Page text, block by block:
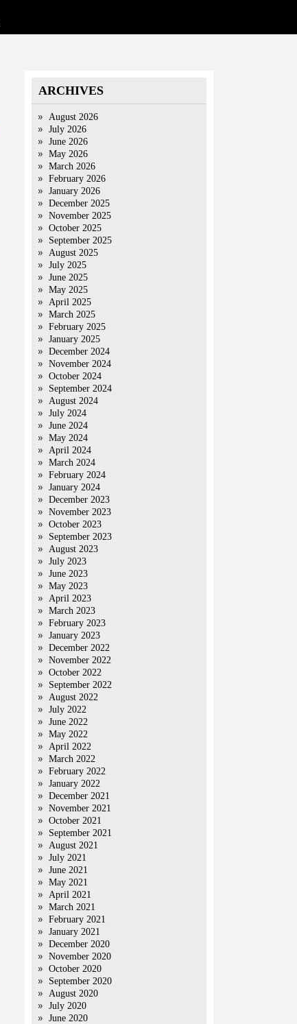
ARCHIVES
August 2026
July 2026
June 2026
May 2026
March 2026
February 2026
January 2026
December 2025
November 2025
October 2025
September 2025
August 2025
July 2025
June 2025
May 2025
April 2025
March 2025
February 2025
January 2025
December 2024
November 2024
October 2024
September 2024
August 2024
July 2024
June 2024
May 2024
April 2024
March 2024
February 2024
January 2024
December 2023
November 2023
October 2023
September 2023
August 2023
July 2023
June 2023
May 2023
April 2023
March 2023
February 2023
January 2023
December 2022
November 2022
October 2022
September 2022
August 2022
July 2022
June 2022
May 2022
April 2022
March 2022
February 2022
January 2022
December 2021
November 2021
October 2021
September 2021
August 2021
July 2021
June 2021
May 2021
April 2021
March 2021
February 2021
January 2021
December 2020
November 2020
October 2020
September 2020
August 2020
July 2020
June 2020